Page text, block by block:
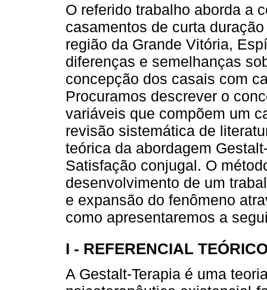
O referido trabalho aborda a
casamentos de curta
região da Grande Vitória,
diferenças e semelhanças
concepção dos casais com
Procuramos descrever o
variáveis que compõem um
revisão sistemática de
teórica da abordagem
Satisfação conjugal. O
desenvolvimento de um
e expansão do fenômeno
como apresentaremos a
I - REFERENCIAL
A Gestalt-Terapia é uma